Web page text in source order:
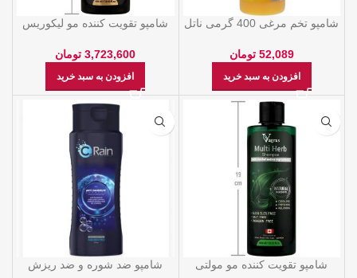
شامپو تخم مرغی 400 گرمی ناتل
52,089 تومان
افزودن به سبد خرید
شامپو تقویت کننده مو لیکوریس
لیتر
3,723,600 تومان
افزودن به سبد خرید
شامپو تقویت کننده مو مولتی
شامپو ضد شوره و ضد ريزش